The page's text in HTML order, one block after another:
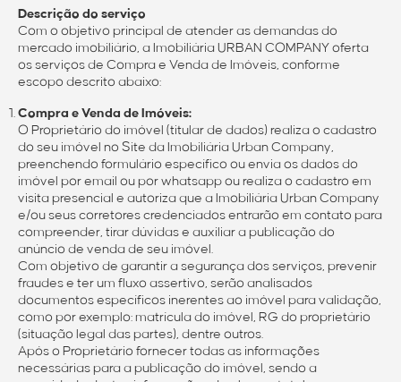
Descrição do serviço
Com o objetivo principal de atender as demandas do
mercado imobiliário, a Imobiliária URBAN COMPANY oferta
os serviços de Compra e Venda de Imóveis, conforme
escopo descrito abaixo:
Compra e Venda de Imóveis:
O Proprietário do imóvel (titular de dados) realiza o cadastro
do seu imóvel no Site da Imobiliária Urban Company,
preenchendo formulário específico ou envia os dados do
imóvel por email ou por whatsapp ou realiza o cadastro em
visita presencial e autoriza que a Imobiliária Urban Company
e/ou seus corretores credenciados entrarão em contato para
compreender, tirar dúvidas e auxiliar a publicação do
anúncio de venda de seu imóvel.
Com objetivo de garantir a segurança dos serviços, prevenir
fraudes e ter um fluxo assertivo, serão analisados
documentos específicos inerentes ao imóvel para validação,
como por exemplo: matrícula do imóvel, RG do proprietário
(situação legal das partes), dentre outros.
Após o Proprietário fornecer todas as informações
necessárias para a publicação do imóvel, sendo a